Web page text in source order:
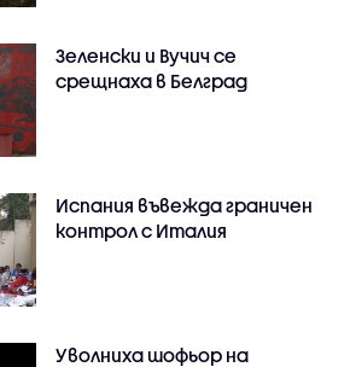
Зеленски и Вучич се
срещнаха в Белград
Испания въвежда граничен
контрол с Италия
Уволниха шофьор на